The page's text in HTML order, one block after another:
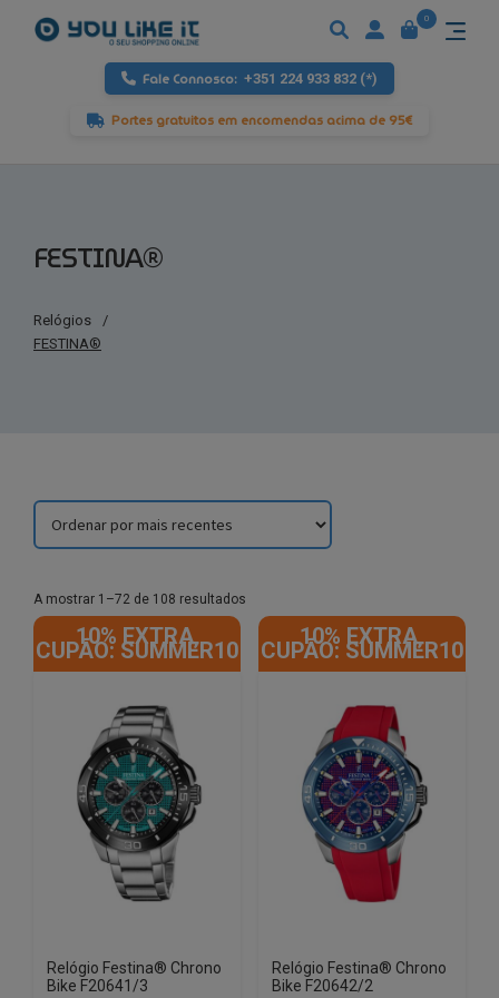
Fale Connosco: +351 224 933 832 (*)
Portes gratuitos em encomendas acima de 95€
0
FESTINA®
Relógios
/
FESTINA®
A mostrar 1–72 de 108 resultados
latest
10% EXTRA,
CUPÃO: SUMMER10
Relógio Festina® Chrono
Bike F20641/3
10% EXTRA,
CUPÃO: SUMMER10
Relógio Festina® Chrono
Bike F20642/2